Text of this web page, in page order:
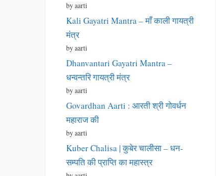
by aarti
Kali Gayatri Mantra – माँ काली गायत्री
मंत्र
by aarti
Dhanvantari Gayatri Mantra –
धन्वन्तरि गायत्री मंत्र
by aarti
Govardhan Aarti : आरती श्री गोवर्धन
महाराज की
by aarti
Kuber Chalisa | कुबेर चालीसा – धन-
सम्पति की प्राप्ति का महास्त्र